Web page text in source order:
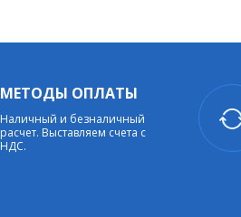
МЕТОДЫ ОПЛАТЫ
Наличный и безналичный
расчет. Выставляем счета с
НДС.